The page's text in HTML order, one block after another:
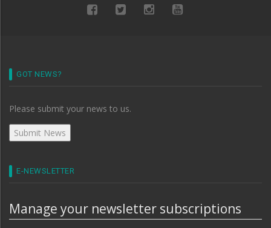
GOT NEWS?
Please submit your news to us.
E-NEWSLETTER
Manage your newsletter subscriptions